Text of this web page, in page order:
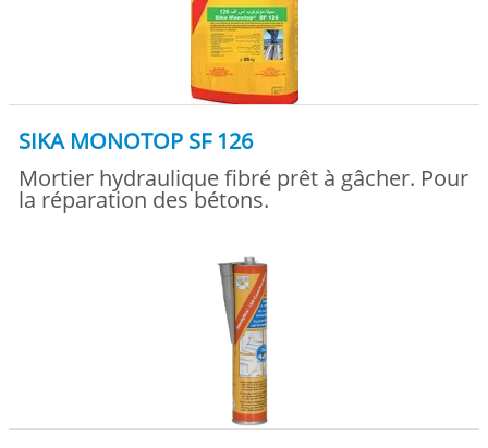
SIKA MONOTOP SF 126
Mortier hydraulique fibré prêt à gâcher. Pour
la réparation des bétons.